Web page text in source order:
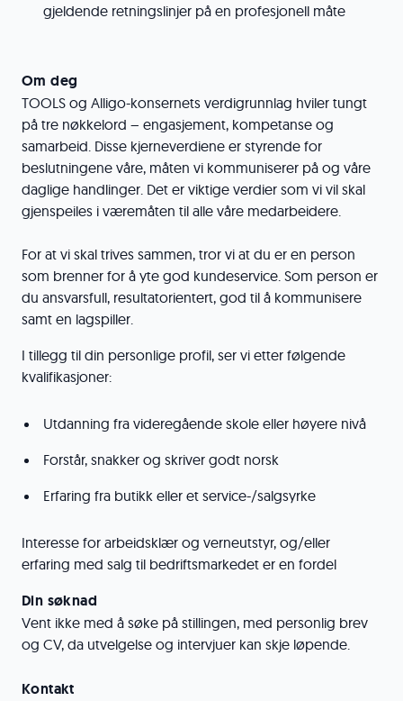
gjeldende retningslinjer på en profesjonell måte
Om deg
TOOLS og Alligo-konsernets verdigrunnlag hviler tungt
på tre nøkkelord – engasjement, kompetanse og
samarbeid. Disse kjerneverdiene er styrende for
beslutningene våre, måten vi kommuniserer på og våre
daglige handlinger. Det er viktige verdier som vi vil skal
gjenspeiles i væremåten til alle våre medarbeidere.
For at vi skal trives sammen, tror vi at du er en person
som brenner for å yte god kundeservice. Som person er
du ansvarsfull, resultatorientert, god til å kommunisere
samt en lagspiller.
I tillegg til din personlige profil, ser vi etter følgende
kvalifikasjoner:
Utdanning fra videregående skole eller høyere nivå
Forstår, snakker og skriver godt norsk
Erfaring fra butikk eller et service-/salgsyrke
Interesse for arbeidsklær og verneutstyr, og/eller
erfaring med salg til bedriftsmarkedet er en fordel
Din søknad
Vent ikke med å søke på stillingen, med personlig brev
og CV, da utvelgelse og intervjuer kan skje løpende.
Kontakt